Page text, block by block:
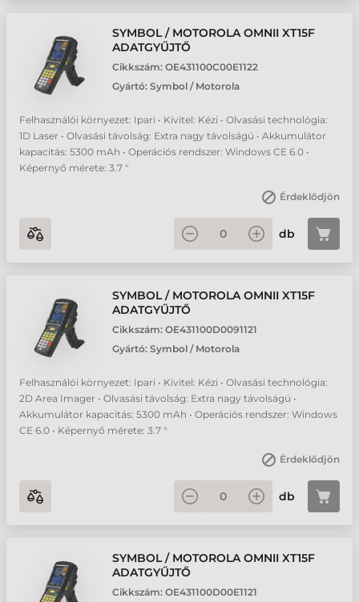
SYMBOL / MOTOROLA OMNII XT15F
ADATGYŰJTŐ
Cikkszám: OE431100C00E1122
Gyártó: Symbol / Motorola
Felhasználói környezet: Ipari • Kivitel: Kézi • Olvasási technológia:
1D Laser • Olvasási távolság: Extra nagy távolságú • Akkumulátor
kapacitás: 5300 mAh • Operációs rendszer: Windows CE 6.0 •
Képernyő mérete: 3.7 "
Érdeklődjön
db
SYMBOL / MOTOROLA OMNII XT15F
ADATGYŰJTŐ
Cikkszám: OE431100D0091121
Gyártó: Symbol / Motorola
Felhasználói környezet: Ipari • Kivitel: Kézi • Olvasási technológia:
2D Area Imager • Olvasási távolság: Extra nagy távolságú •
Akkumulátor kapacitás: 5300 mAh • Operációs rendszer: Windows
CE 6.0 • Képernyő mérete: 3.7 "
Érdeklődjön
db
SYMBOL / MOTOROLA OMNII XT15F
ADATGYŰJTŐ
Cikkszám: OE431100D00E1121